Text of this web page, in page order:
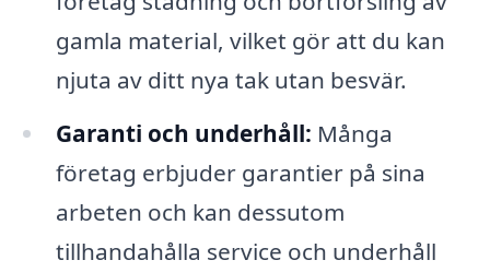
gamla material, vilket gör att du kan
njuta av ditt nya tak utan besvär.
Garanti och underhåll: Många
företag erbjuder garantier på sina
arbeten och kan dessutom
tillhandahålla service och underhåll